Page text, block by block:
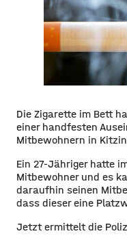
Die Zigarette im Bett
einer handfesten
Mitbewohnern in
Ein 27-Jähriger hatte
Mitbewohner und es
daraufhin seinen
dass dieser eine
Jetzt ermittelt die